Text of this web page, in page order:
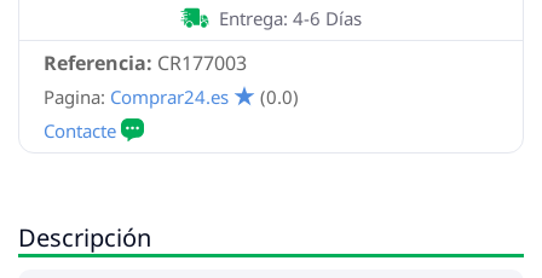
Referencia: CR177003
Entrega: 4-6 Días
Pagina: Comprar24.es (0.0)
Descripción